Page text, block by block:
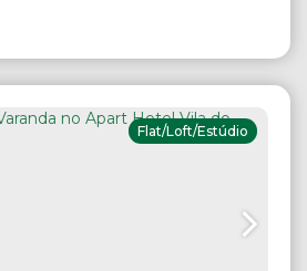
Flat/Loft/Estúdio